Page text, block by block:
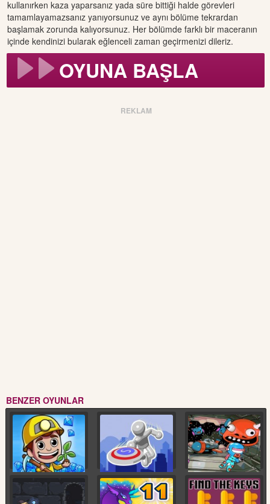
kullanırken kaza yaparsanız yada süre bittiği halde görevleri
tamamlayamazsanız yanıyorsunuz ve aynı bölüme tekrardan
başlamak zorunda kalıyorsunuz. Her bölümde farklı bir maceranın
içinde kendinizi bularak eğlenceli zaman geçirmenizi dileriz.
OYUNA BAŞLA
REKLAM
BENZER OYUNLAR
Maden Kazma
Bay Disk: Sapan
Saldırısı
Uzay Enkazı 1